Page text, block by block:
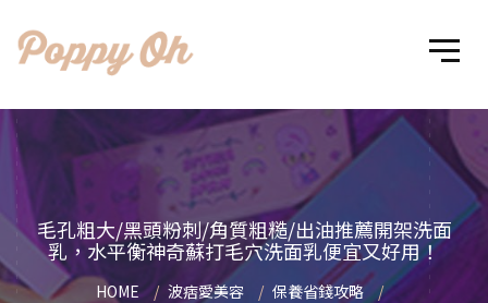
毛孔粗大/黑頭粉刺/角質粗糙/出油推薦開架洗面
乳，水平衡神奇蘇打毛穴洗面乳便宜又好用！
HOME 波痞愛美容
保養省錢攻略